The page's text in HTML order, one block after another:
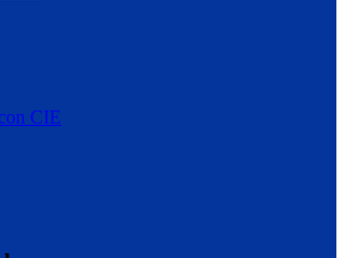
CIE